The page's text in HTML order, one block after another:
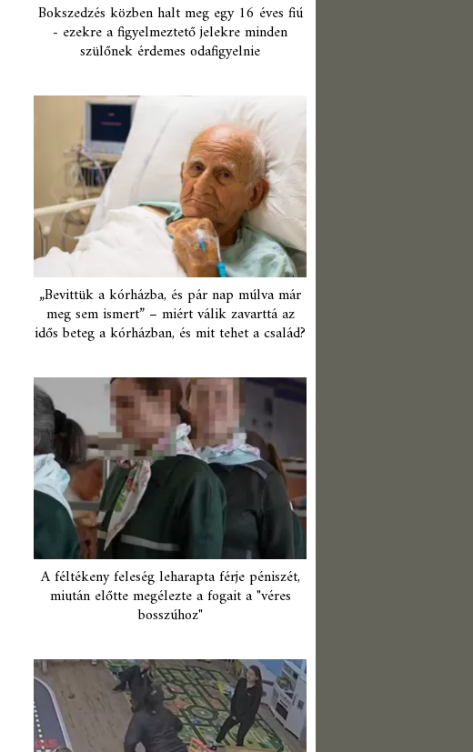
Bokszedzés közben halt meg egy 16 éves fiú
- ezekre a figyelmeztető jelekre minden
szülőnek érdemes odafigyelnie
„Bevittük a kórházba, és pár nap múlva már
meg sem ismert” – miért válik zavarttá az
idős beteg a kórházban, és mit tehet a család?
A féltékeny feleség leharapta férje péniszét,
miután előtte megélezte a fogait a "véres
bosszúhoz"